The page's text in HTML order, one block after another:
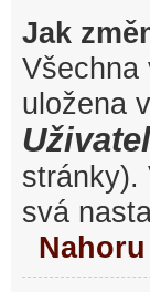
Jak
Všechna
uložena
stránky).
svá
Nahoru